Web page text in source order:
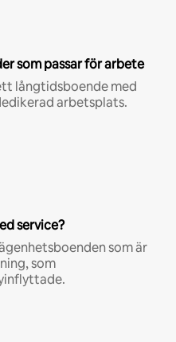
som passar för arbete
långtidsboende med
arbetsplats.
service?
som är
som